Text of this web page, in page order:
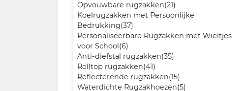
Opvouwbare rugzakken(21)
Koelrugzakken met Persoonlijke
Bedrukking(37)
Personaliseerbare Rugzakken met Wieltjes
voor School(6)
Anti-diefstal rugzakken(35)
Rolltop rugzakken(41)
Reflecterende rugzakken(15)
Waterdichte Rugzakhoezen(5)